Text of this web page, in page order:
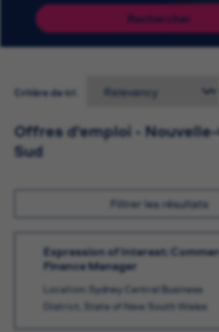
Rechercher
Critère de tri
Offres d'emploi -
Sud
Filtrer les résultats
Expression of Interest:
Finance Manager
Location: Sydney Central Business
District, State of New South Wales